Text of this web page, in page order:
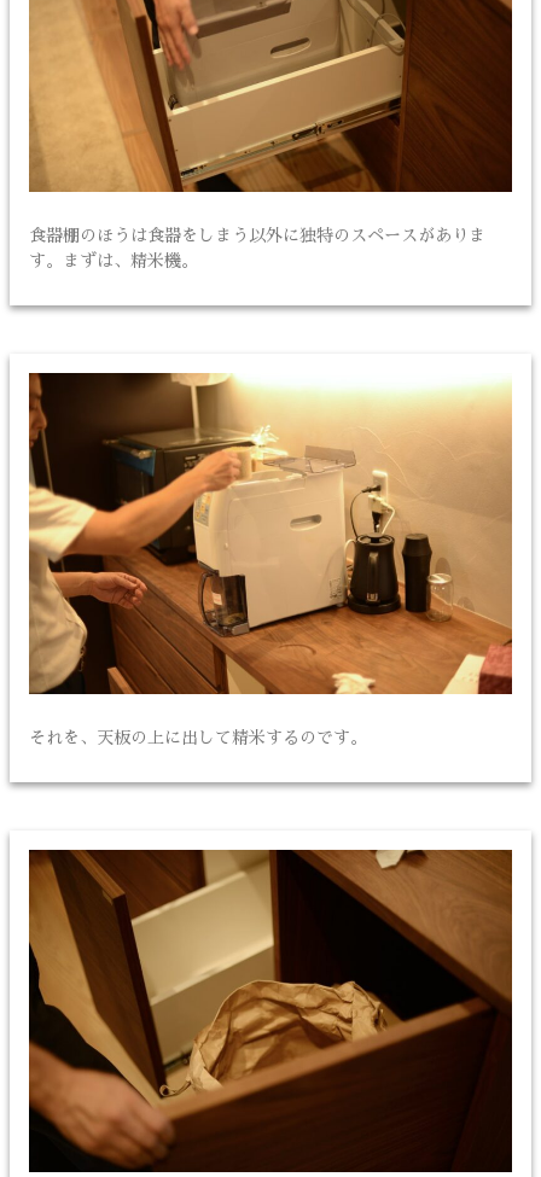
食器棚のほうは食器をしまう以外に独特のスペースがありま
す。まずは、精米機。
それを、天板の上に出して精米するのです。